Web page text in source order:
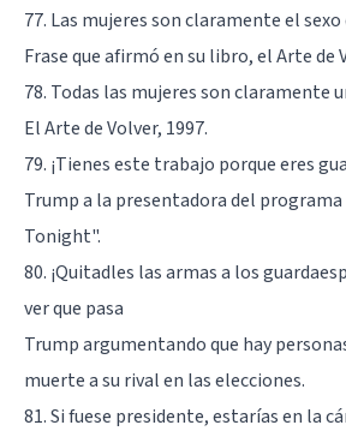
77. Las mujeres son claramente el sexo
Frase que afirmó en su libro, el Arte de
78. Todas las mujeres son claramente
El Arte de Volver, 1997.
79. ¡Tienes este trabajo porque eres
Trump a la presentadora del
Tonight".
80. ¡Quitadles las armas a los
ver que pasa
Trump argumentando que hay
muerte a su rival en las elecciones.
81. Si fuese presidente, estarías en la